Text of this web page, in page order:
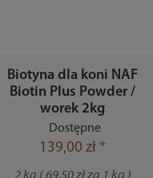
Biotyna dla koni NAF
Biotin Plus Powder /
worek 2kg
Dostępne
139,00 zł *